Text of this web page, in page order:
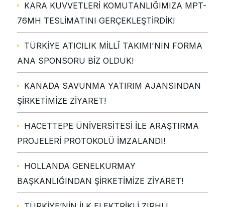
KARA KUVVETLERİ KOMUTANLIĞIMIZA MPT-
76MH TESLİMATINI GERÇEKLEŞTİRDİK!
TÜRKİYE ATICILIK MİLLÎ TAKIMI'NIN FORMA
ANA SPONSORU BİZ OLDUK!
KANADA SAVUNMA YATIRIM AJANSINDAN
ŞİRKETİMİZE ZİYARET!
HACETTEPE ÜNİVERSİTESİ İLE ARAŞTIRMA
PROJELERİ PROTOKOLÜ İMZALANDI!
HOLLANDA GENELKURMAY
BAŞKANLIĞINDAN ŞİRKETİMİZE ZİYARET!